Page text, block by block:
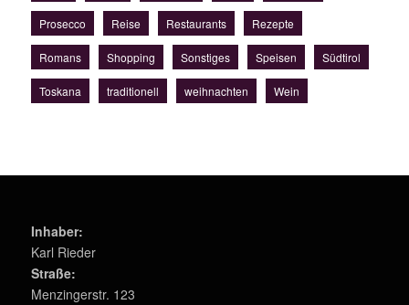
Prosecco Reise Restaurants Rezepte
Romans Shopping Sonstiges Speisen Südtirol
Toskana traditionell weihnachten Wein
Inhaber:
Karl Rieder
Straße:
Menzingerstr. 123